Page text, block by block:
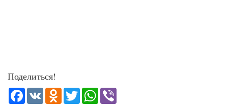
Поделиться!
Facebook
VK Odnoklassniki
TwitterWhatsApp